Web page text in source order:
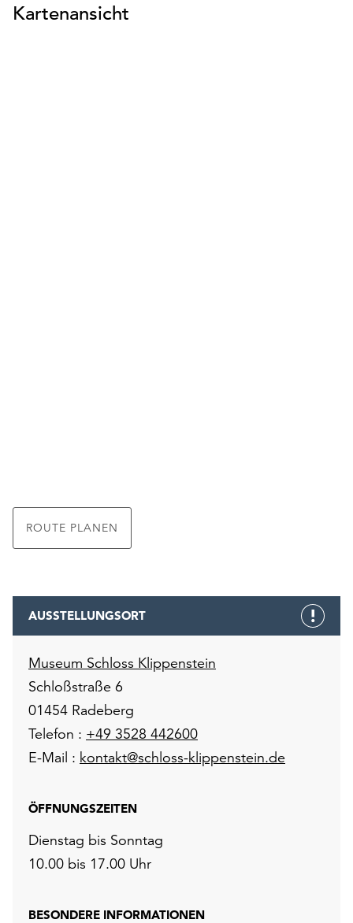
Kartenansicht
ROUTE PLANEN
AUSSTELLUNGSORT
Museum Schloss Klippenstein
Schloßstraße 6
01454 Radeberg
Telefon : +49 3528 442600
E-Mail : kontakt@schloss-klippenstein.de
ÖFFNUNGSZEITEN
Dienstag bis Sonntag
10.00 bis 17.00 Uhr
BESONDERE INFORMATIONEN